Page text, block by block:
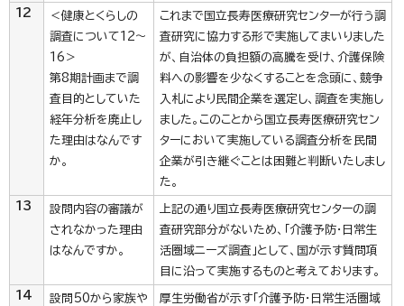
12
＜健康とくらしの
調査について12～
16＞
第8期計画まで調
査目的としていた
経年分析を廃止し
た理由はなんです
か。
これまで国立長寿医療研究センターが行う調
査研究に協力する形で実施してまいりました
が、自治体の負担額の高騰を受け、介護保険
料への影響を少なくすることを念頭に、競争
入札により民間企業を選定し、調査を実施し
ました。このことから国立長寿医療研究セン
ターにおいて実施している調査分析を民間
企業が引き継ぐことは困難と判断いたしまし
た。
13
設問内容の審議が
されなかった理由
はなんですか。
上記の通り国立長寿医療研究センターの調
査研究部分がないため、「介護予防・日常生
活圏域ニーズ調査」として、国が示す質問項
目に沿って実施するものと考えております。
14
設問50から家族や
厚生労働省が示す「介護予防・日常生活圏域